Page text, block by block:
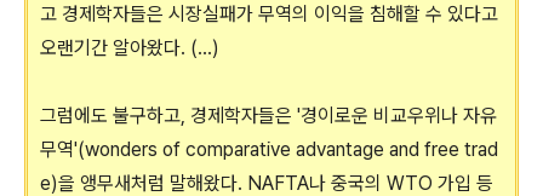
고 경제학자들은 시장실패가 무역의 이익을 침해할 수 있다고
오랜기간 알아왔다. (...)
그럼에도 불구하고, 경제학자들은 '경이로운 비교우위나 자유
무역'(wonders of comparative advantage and free trad
e)을 앵무새처럼 말해왔다. NAFTA나 중국의 WTO 가입 등